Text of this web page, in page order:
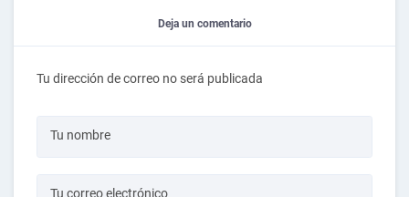
Deja un comentario
Tu dirección de correo no será publicada
Tu nombre
Tu correo electrónico